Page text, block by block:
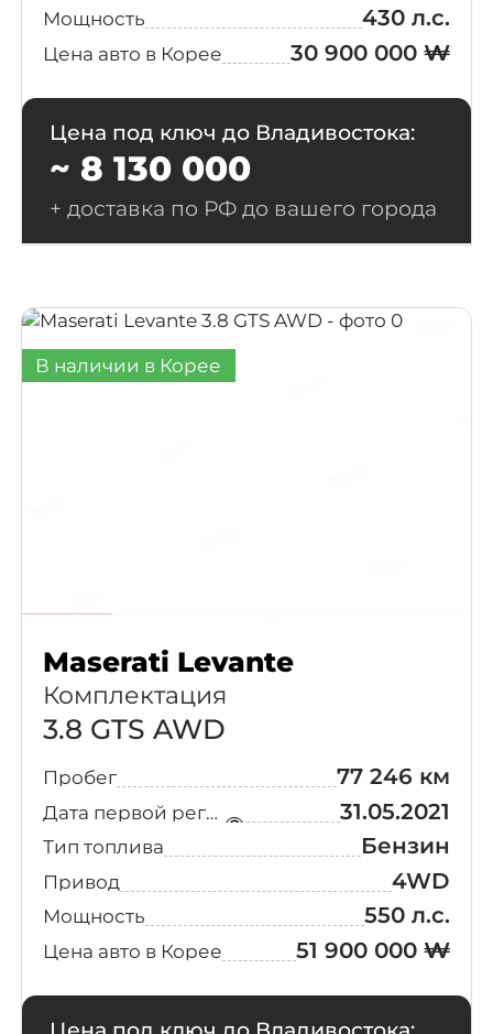
Мощность 430 л.с.
Цена авто в Корее 30 900 000 ₩
Цена под ключ до Владивостока:
~ 8 130 000
+ доставка по РФ до вашего города
В наличии в Корее
Maserati Levante
Комплектация
3.8 GTS AWD
Пробег 77 246 км
Дата первой регистрации 31.05.2021
Тип топлива Бензин
Привод 4WD
Мощность 550 л.с.
Цена авто в Корее 51 900 000 ₩
Выберитесвой город
Москва
Санкт-Петербург
Новосибирск
Екатеринбург
Казань
Красноярск
Уфа
Самара